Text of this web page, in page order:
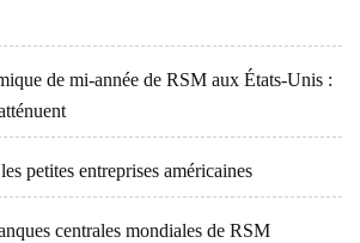
de mi-année de RSM aux États-Unis :
petites entreprises américaines
centrales mondiales de RSM